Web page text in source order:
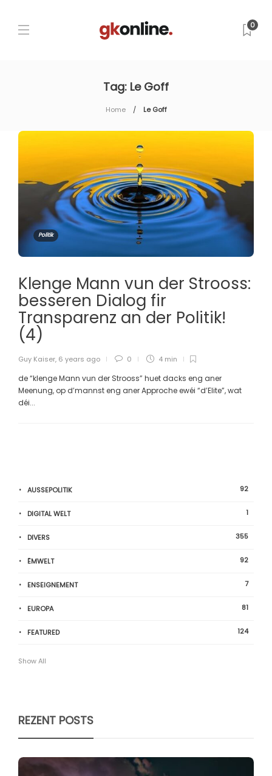
0
Tag: Le Goff
Home Le Goff
Politik
Klenge Mann vun der Strooss:
besseren Dialog fir
Transparenz an der Politik!
(4)
Guy Kaiser, 6 years ago 0 4 min
de “klenge Mann vun der Strooss” huet dacks eng aner
Meenung, op d’mannst eng aner Approche ewéi “d’Elite”, wat
déi...
AUSSEPOLITIK 92
DIGITAL WELT 1
DIVERS 355
ËMWELT 92
ENSEIGNEMENT 7
EUROPA 81
FEATURED 124
Show All
REZENT POSTS